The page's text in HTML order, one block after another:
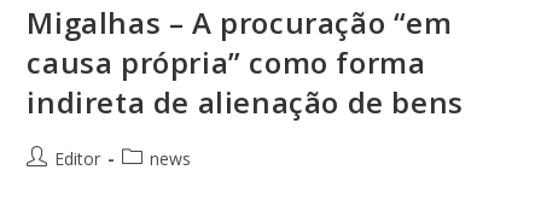
Migalhas – A procuração “em
causa própria” como forma
indireta de alienação de bens
Editor news